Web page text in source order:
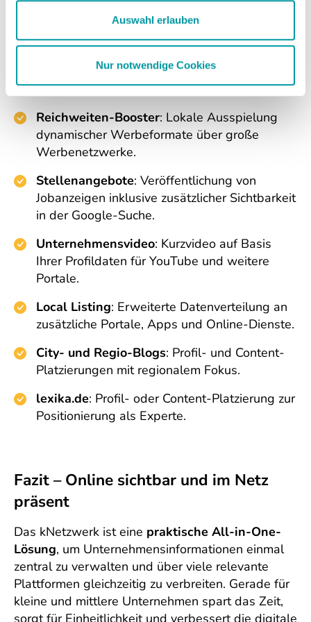
Auswahl erlauben
Nur notwendige Cookies
Darstellung auf auskunft.de sowie
quicksearch.de.
Zusatzleistungen
Reichweiten-Booster: Lokale Ausspielung
dynamischer Werbeformate über große
Werbenetzwerke.
Stellenangebote: Veröffentlichung von
Jobanzeigen inklusive zusätzlicher Sichtbarkeit
in der Google-Suche.
Unternehmensvideo: Kurzvideo auf Basis
Ihrer Profildaten für YouTube und weitere
Portale.
Local Listing: Erweiterte Datenverteilung an
zusätzliche Portale, Apps und Online-Dienste.
City- und Regio-Blogs: Profil- und Content-
Platzierungen mit regionalem Fokus.
lexika.de: Profil- oder Content-Platzierung zur
Positionierung als Experte.
Fazit – Online sichtbar und im Netz
präsent
Das kNetzwerk ist eine praktische All-in-One-
Lösung, um Unternehmensinformationen einmal
zentral zu verwalten und über viele relevante
Plattformen gleichzeitig zu verbreiten. Gerade für
kleine und mittlere Unternehmen spart das Zeit,
sorgt für Einheitlichkeit und verbessert die digitale